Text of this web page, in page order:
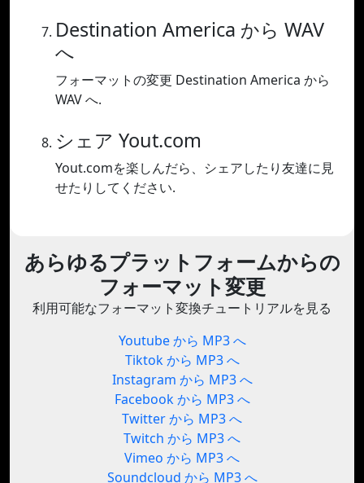
Destination America から WAV
へ
フォーマットの変更 Destination America から
WAV へ.
シェア Yout.com
Yout.comを楽しんだら、シェアしたり友達に見
せたりしてください.
あらゆるプラットフォームからの
フォーマット変更
利用可能なフォーマット変換チュートリアルを見る
Youtube から MP3 へ
Tiktok から MP3 へ
Instagram から MP3 へ
Facebook から MP3 へ
Twitter から MP3 へ
Twitch から MP3 へ
Vimeo から MP3 へ
Soundcloud から MP3 へ